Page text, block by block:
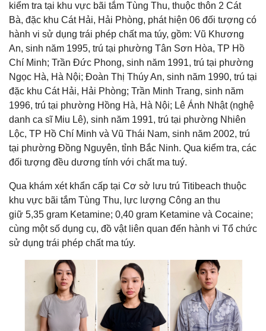
kiểm tra tại khu vực bãi tắm Tùng Thu, thuộc thôn 2 Cát
Bà, đặc khu Cát Hải, Hải Phòng, phát hiện 06 đối tượng có
hành vi sử dụng trái phép chất ma túy, gồm: Vũ Khương
An, sinh năm 1995, trú tại phường Tân Sơn Hòa, TP Hồ
Chí Minh; Trần Đức Phong, sinh năm 1991, trú tại phường
Ngọc Hà, Hà Nội; Đoàn Thị Thúy An, sinh năm 1990, trú tại
đặc khu Cát Hải, Hải Phòng; Trần Minh Trang, sinh năm
1996, trú tại phường Hồng Hà, Hà Nội; Lê Ánh Nhật (nghệ
danh ca sĩ Miu Lê), sinh năm 1991, trú tại phường Nhiên
Lộc, TP Hồ Chí Minh và Vũ Thái Nam, sinh năm 2002, trú
tại phường Đồng Nguyên, tỉnh Bắc Ninh. Qua kiểm tra, các
đối tượng đều dương tính với chất ma tuý.
Qua khám xét khẩn cấp tại Cơ sở lưu trú Titibeach thuộc
khu vực bãi tắm Tùng Thu, lực lượng Công an thu
giữ 5,35 gram Ketamine; 0,40 gram Ketamine và Cocaine;
cùng một số dụng cụ, đồ vật liên quan đến hành vi Tổ chức
sử dụng trái phép chất ma túy.